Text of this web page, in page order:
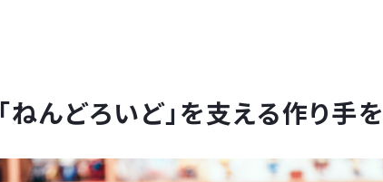
「ねんどろいど」を支える作り手